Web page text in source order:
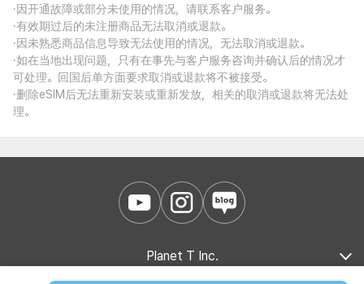
·因开通故障或部分未使用的情况，请联系客户服务。
·有效期过后的未注册商品无法取消或退款。
·因未熟悉商品信息导致无法使用的情况，无法取消或退款。
·如在当地出现问题，只有在事先与客户服务咨询并确认后的情况才
可处理。回国后单方面要求取消或退款将不被接受。
·删除eSIM后无法重新安装或重新发放，相关的取消或退款将无法处
理。
Planet T Inc.